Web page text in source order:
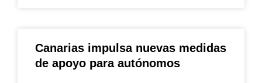
Canarias impulsa nuevas medidas
de apoyo para autónomos